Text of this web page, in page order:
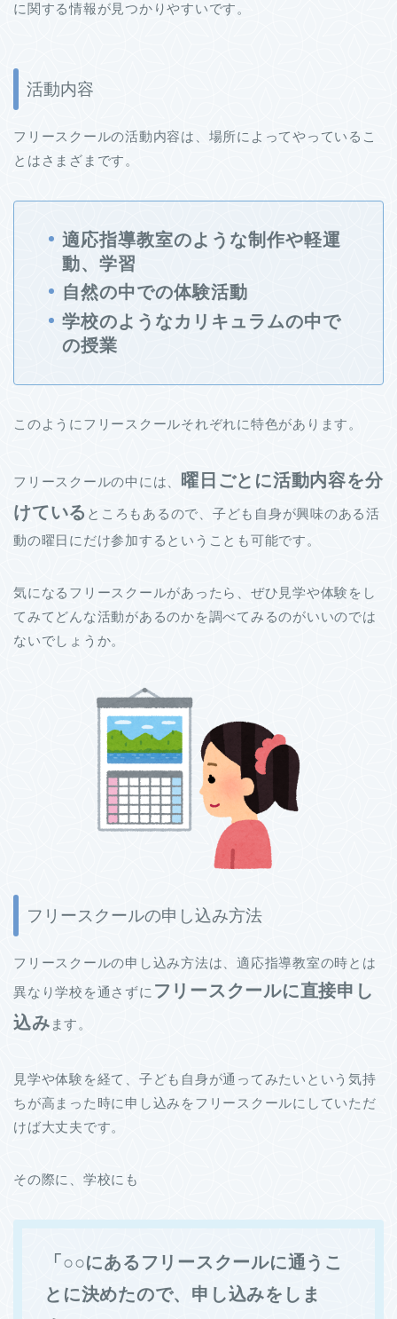
に関する情報が見つかりやすいです。
活動内容
フリースクールの活動内容は、場所によってやっているこ
とはさまざまです。
適応指導教室のような制作や軽運
動、学習
自然の中での体験活動
学校のようなカリキュラムの中で
の授業
このようにフリースクールそれぞれに特色があります。
フリースクールの中には、 曜日ごとに活動内容を分
けている ところもあるので、子ども自身が興味のある活
動の曜日にだけ参加するということも可能です。
気になるフリースクールがあったら、ぜひ見学や体験をし
てみてどんな活動があるのかを調べてみるのがいいのでは
ないでしょうか。
フリースクールの申し込み方法
フリースクールの申し込み方法は、適応指導教室の時とは
異なり学校を通さずに フリースクールに直接申し
込み ます。
見学や体験を経て、子ども自身が通ってみたいという気持
ちが高まった時に申し込みをフリースクールにしていただ
けば大丈夫です。
その際に、学校にも
「○○にあるフリースクールに通うこ
とに決めたので、申し込みをしま